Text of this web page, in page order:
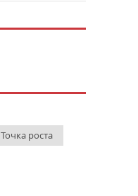
Точка роста